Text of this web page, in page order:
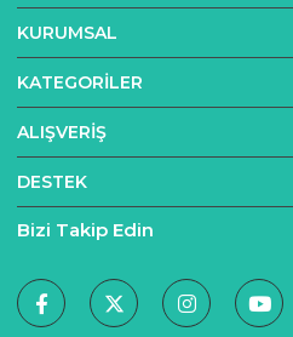
KURUMSAL
KATEGORILER
ALIŞVERIŞ
DESTEK
Bizi Takip Edin